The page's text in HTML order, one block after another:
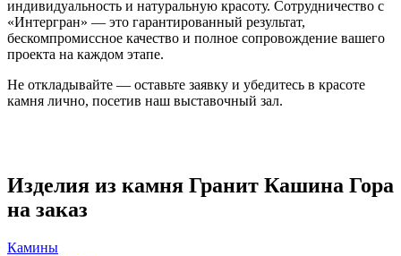
индивидуальность и натуральную красоту. Сотрудничество с
«Интергран» — это гарантированный результат,
бескомпромиссное качество и полное сопровождение вашего
проекта на каждом этапе.
Не откладывайте — оставьте заявку и убедитесь в красоте
камня лично, посетив наш выставочный зал.
Изделия из камня Гранит Кашина Гора
на заказ
Камины